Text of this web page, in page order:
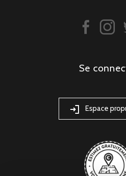
se
Espace